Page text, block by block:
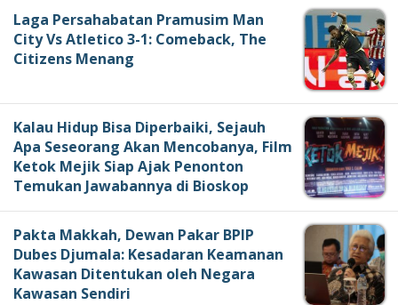
Laga Persahabatan Pramusim Man
City Vs Atletico 3-1: Comeback, The
Citizens Menang
Kalau Hidup Bisa Diperbaiki, Sejauh
Apa Seseorang Akan Mencobanya, Film
Ketok Mejik Siap Ajak Penonton
Temukan Jawabannya di Bioskop
Pakta Makkah, Dewan Pakar BPIP
Dubes Djumala: Kesadaran Keamanan
Kawasan Ditentukan oleh Negara
Kawasan Sendiri